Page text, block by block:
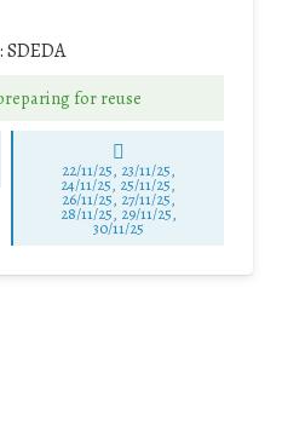
SDEDA
for reuse
22/11/25, 23/11/25,
24/11/25, 25/11/25,
26/11/25, 27/11/25,
28/11/25, 29/11/25,
30/11/25